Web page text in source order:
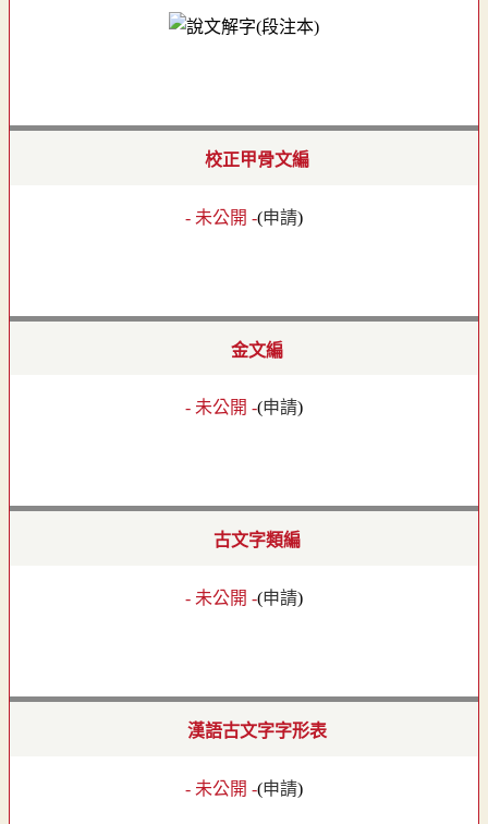
校正甲骨文編
- 未公開 -(申請)
金文編
- 未公開 -(申請)
古文字類編
- 未公開 -(申請)
漢語古文字字形表
- 未公開 -(申請)